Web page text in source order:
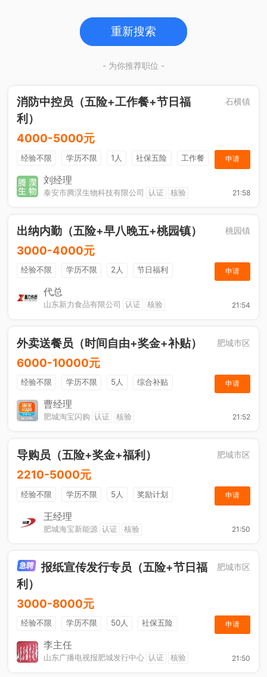
重新搜索
- 为你推荐职位 -
消防中控员（五险+工作餐+节日福
利）
石横镇
4000-5000元
经验不限 学历不限 1人 社保五险
工作餐
节日福利
申请
刘经理
泰安市腾淏生物科技有限公司 认证 核验 21:58
出纳内勤（五险+早八晚五+桃园镇） 桃园镇
3000-4000元
经验不限 学历不限 2人
节日福利
社保五险
工作餐
申请
代总
山东新力食品有限公司 认证 核验 21:54
外卖送餐员（时间自由+奖金+补贴） 肥城市区
6000-10000元
经验不限 学历不限 5人
综合补贴
奖励计划
加班补助
申请
曹经理
肥城淘宝闪购 认证 核验 21:52
导购员（五险+奖金+福利） 肥城市区
2210-5000元
经验不限 学历不限 5人
奖励计划
销售奖金
社保五险
申请
王经理
肥城海宝新能源 认证 核验 21:50
报纸宣传发行专员（五险+节日福
利）
肥城市区
3000-8000元
经验不限 学历不限 50人
社保五险
节日福利
销售奖金
申请
李主任
山东广播电视报肥城发行中心 认证 核验 21:50